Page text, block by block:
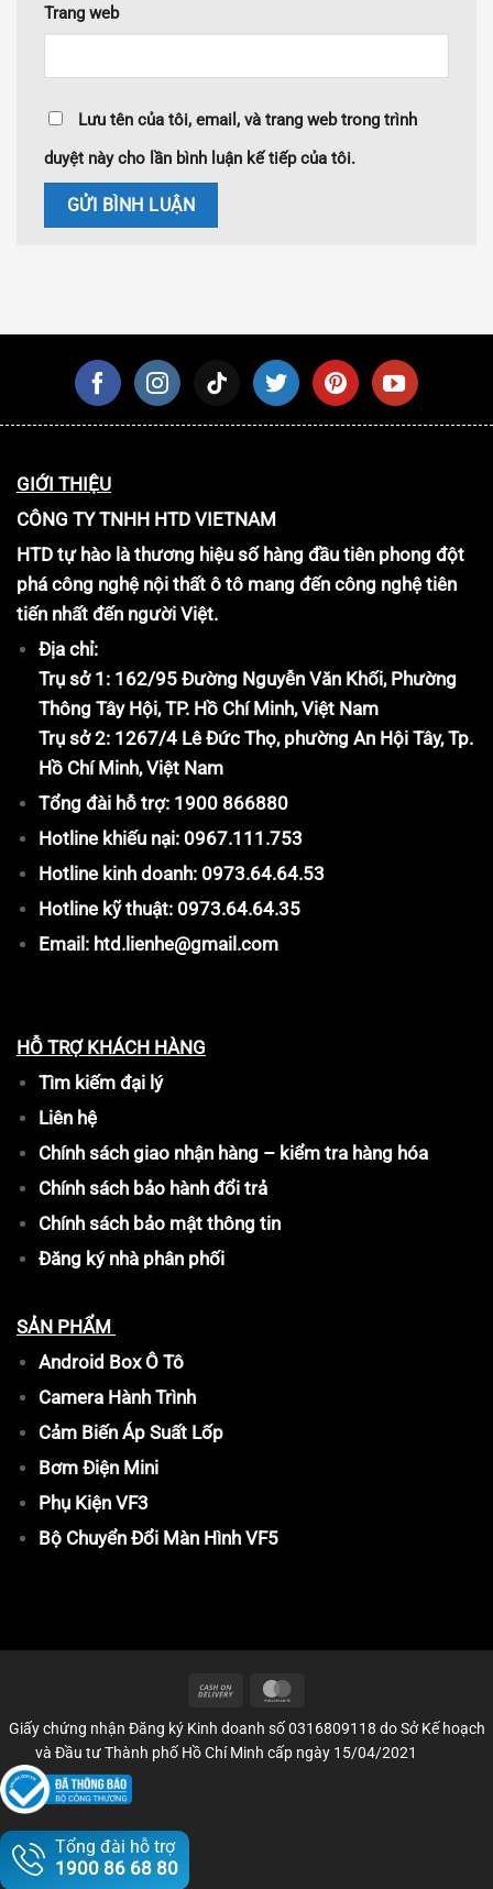
Trang web
Lưu tên của tôi, email, và trang web trong trình
duyệt này cho lần bình luận kế tiếp của tôi.
GIỚI THIỆU
CÔNG TY TNHH HTD VIETNAM
HTD tự hào là thương hiệu số hàng đầu tiên phong đột
phá công nghệ nội thất ô tô mang đến công nghệ tiên
tiến nhất đến người Việt.
Địa chỉ:
Trụ sở 1: 162/95 Đường Nguyễn Văn Khối, Phường
Thông Tây Hội, TP. Hồ Chí Minh, Việt Nam
Trụ sở 2: 1267/4 Lê Đức Thọ, phường An Hội Tây, Tp.
Hồ Chí Minh, Việt Nam
Tổng đài hỗ trợ: 1900 866880
Hotline khiếu nại: 0967.111.753
Hotline kinh doanh: 0973.64.64.53
Hotline kỹ thuật: 0973.64.64.35
Email: htd.lienhe@gmail.com
HỖ TRỢ KHÁCH HÀNG
Tìm kiếm đại lý
Liên hệ
Chính sách giao nhận hàng – kiểm tra hàng hóa
Chính sách bảo hành đổi trả
Chính sách bảo mật thông tin
Đăng ký nhà phân phối
SẢN PHẨM
Android Box Ô Tô
Camera Hành Trình
Cảm Biến Áp Suất Lốp
Bơm Điện Mini
Phụ Kiện VF3
Bộ Chuyển Đổi Màn Hình VF5
Giấy chứng nhận Đăng ký Kinh doanh số 0316809118 do Sở Kế hoạch
và Đầu tư Thành phố Hồ Chí Minh cấp ngày 15/04/2021
Tổng đài hỗ trợ
1900 86 68 80